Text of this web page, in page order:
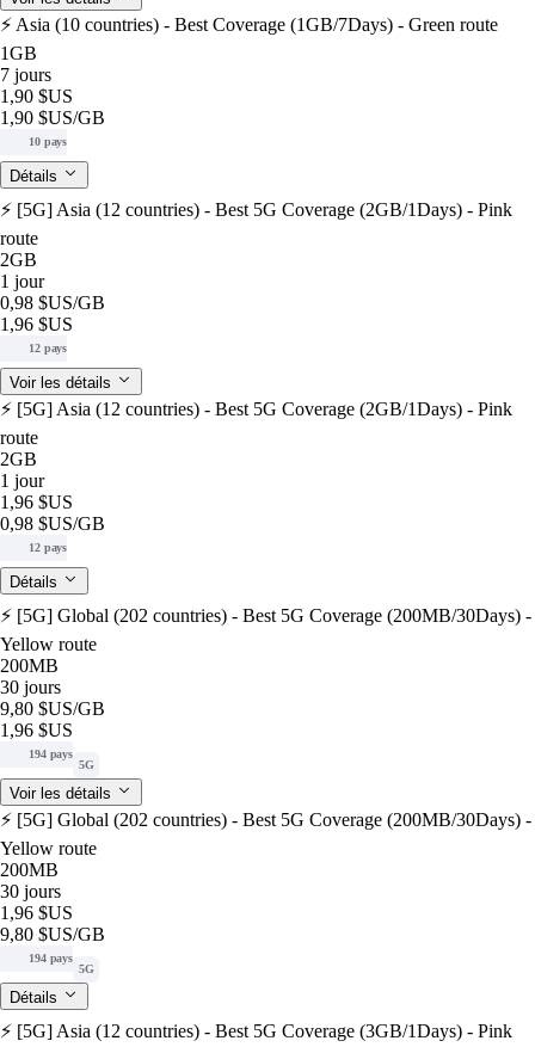
⚡️ Asia (10 countries) - Best Coverage (1GB/7Days) - Green route
1GB
7 jours
1,90 $US
1,90 $US/GB
10 pays
Détails
⚡️ [5G] Asia (12 countries) - Best 5G Coverage (2GB/1Days) - Pink
route
2GB
1 jour
0,98 $US/GB
1,96 $US
12 pays
Voir les détails
⚡️ [5G] Asia (12 countries) - Best 5G Coverage (2GB/1Days) - Pink
route
2GB
1 jour
1,96 $US
0,98 $US/GB
12 pays
Détails
⚡️ [5G] Global (202 countries) - Best 5G Coverage (200MB/30Days) -
Yellow route
200MB
30 jours
9,80 $US/GB
1,96 $US
194 pays
5G
Voir les détails
⚡️ [5G] Global (202 countries) - Best 5G Coverage (200MB/30Days) -
Yellow route
200MB
30 jours
1,96 $US
9,80 $US/GB
194 pays
5G
Détails
⚡️ [5G] Asia (12 countries) - Best 5G Coverage (3GB/1Days) - Pink